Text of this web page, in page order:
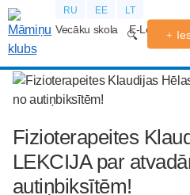
RU EE LT
Vecāku skola E-Lekcijas
Fizioterapeites
LEKCIJA par
autiņbiksītēm!